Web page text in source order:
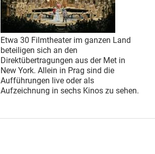
Etwa 30 Filmtheater im ganzen Land
beteiligen sich an den
Direktübertragungen aus der Met in
New York. Allein in Prag sind die
Aufführungen live oder als
Aufzeichnung in sechs Kinos zu sehen.